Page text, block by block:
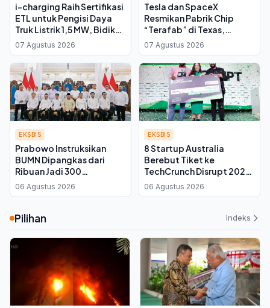
i-charging Raih Sertifikasi
ETL untuk Pengisi Daya
Truk Listrik 1,5 MW, Bidik
Pasar Amerika Utara
07 Agustus 2026
Tesla dan SpaceX
Resmikan Pabrik Chip
“Terafab” di Texas,
Investasi Awal Capai Rp
277 Triliun
07 Agustus 2026
EKSBIS
Prabowo Instruksikan
BUMN Dipangkas dari
Ribuan Jadi 300
Perusahaan, Kadin
Kalteng: Infrastruktur
06 Agustus 2026
EKSBIS
8 Startup Australia
Berebut Tiket ke
TechCrunch Disrupt 2026
di Sydney
06 Agustus 2026
Pilihan Indeks